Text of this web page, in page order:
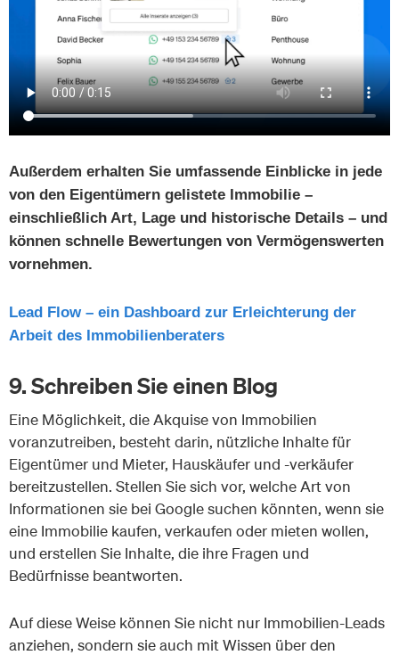
Außerdem erhalten Sie umfassende Einblicke in jede
von den Eigentümern gelistete Immobilie –
einschließlich Art, Lage und historische Details – und
können schnelle Bewertungen von Vermögenswerten
vornehmen.
Lead Flow – ein Dashboard zur Erleichterung der
Arbeit des Immobilienberaters
9. Schreiben Sie einen Blog
Eine Möglichkeit, die Akquise von Immobilien
voranzutreiben, besteht darin, nützliche Inhalte für
Eigentümer und Mieter, Hauskäufer und -verkäufer
bereitzustellen. Stellen Sie sich vor, welche Art von
Informationen sie bei Google suchen könnten, wenn sie
eine Immobilie kaufen, verkaufen oder mieten wollen,
und erstellen Sie Inhalte, die ihre Fragen und
Bedürfnisse beantworten.
Auf diese Weise können Sie nicht nur Immobilien-Leads
anziehen, sondern sie auch mit Wissen über den